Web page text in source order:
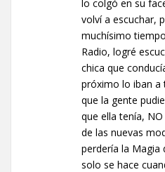
lo colgó en su
volví a escuchar,
muchísimo
Radio, logré
chica que
próximo lo iban a
que la gente
que ella tenía,
de las nuevas
perdería la Magia
solo se hace